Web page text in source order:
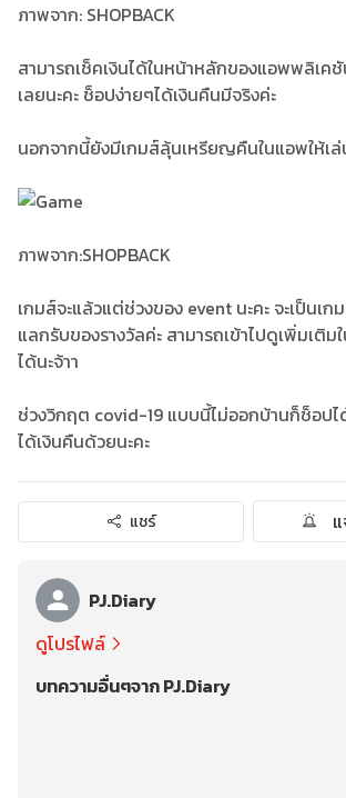
ภาพจาก: SHOPBACK
สามารถเช็คเงินได้ในหน้าหลักของแอพพลิเค
เลยนะคะ ช็อปง่ายๆได้เงินคืนมีจริงค่ะ
นอกจากนี้ยังมีเกมส์ลุ้นเหรียญคืนในแอพให้เ
ภาพจาก:SHOPBACK
เกมส์จะแล้วแต่ช่วงของ event นะคะ จะเป็นเ
แลกรับของรางวัลค่ะ สามารถเข้าไปดูเพิ่มเติ
ได้นะจ้าา
ช่วงวิกฤต covid-19 แบบนี้ไม่ออกบ้านก็ช็อป
ได้เงินคืนด้วยนะคะ
แชร์
PJ.Diary
ดูโปรไฟล์
บทความอื่นๆจาก PJ.Diary